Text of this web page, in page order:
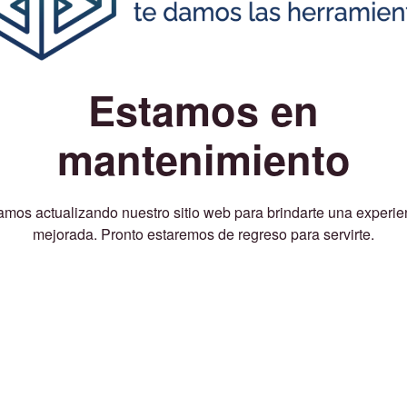
Estamos en
mantenimiento
actualizando nuestro sitio web para brindarte una
mejorada. Pronto estaremos de regreso para servirte.